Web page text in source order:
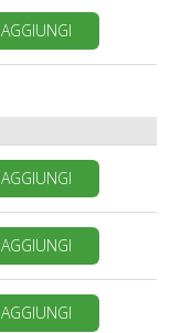
AGGIUNGI
AGGIUNGI
AGGIUNGI
AGGIUNGI